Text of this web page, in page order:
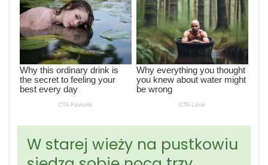
W starej wieży na pustkowiu